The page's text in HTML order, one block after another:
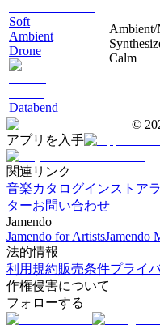
Soft
Ambient
Drone
Databend
Ambient/
Calm
©
アプリを入手
関連リンク
音楽カタログインストア
ターお問い合わせ
Jamendo
Jamendo for ArtistsJamendo
法的情報
利用規約販売条件プライ
作権侵害について
フォローする